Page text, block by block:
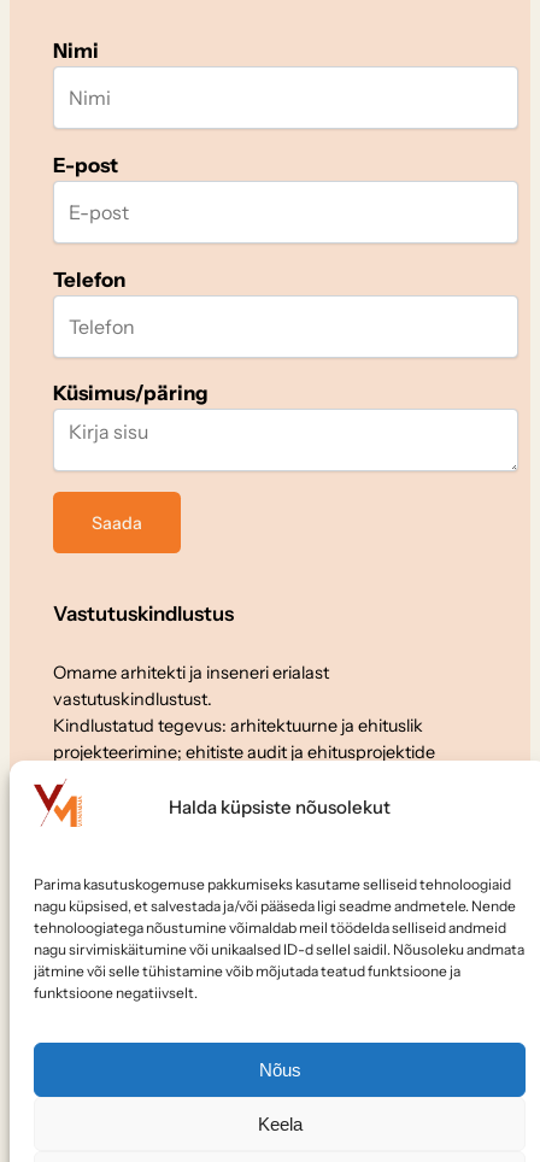
Halda küpsiste nõusolekut
Parima kasutuskogemuse pakkumiseks kasutame selliseid tehnoloogiaid
nagu küpsised, et salvestada ja/või pääseda ligi seadme andmetele. Nende
tehnoloogiatega nõustumine võimaldab meil töödelda selliseid andmeid
nagu sirvimiskäitumine või unikaalsed ID-d sellel saidil. Nõusoleku andmata
jätmine või selle tühistamine võib mõjutada teatud funktsioone ja
funktsioone negatiivselt.
Nõus
Keela
Nimi
E-post
Telefon
Küsimus/päring
Vastutuskindlustus
Omame arhitekti ja inseneri erialast
vastutuskindlustust.
Kindlustatud tegevus: arhitektuurne ja ehituslik
projekteerimine; ehitiste audit ja ehitusprojektide
ekspertiis.
Soovid meiega koostööd teha või meile tööle tulla?
Kirjuta:elvo@vanamaja.ee
Jälgi meid